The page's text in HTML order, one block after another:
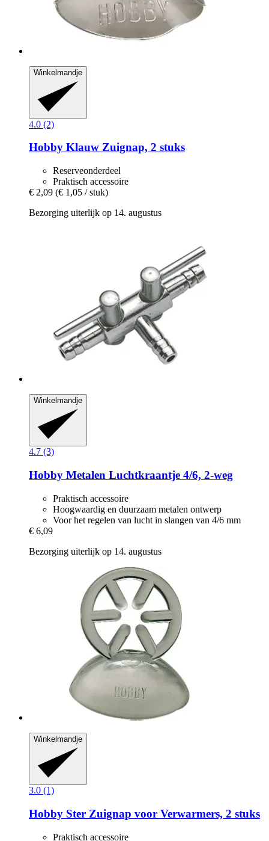
Winkelmandje
4.0 (2)
Hobby Klauw Zuignap, 2 stuks
Reserveonderdeel
Praktisch accessoire
€ 2,09 (€ 1,05 / stuk)
Bezorging uiterlijk op 14. augustus
Winkelmandje
4.7 (3)
Hobby Metalen Luchtkraantje 4/6, 2-​weg
Praktisch accessoire
Hoogwaardig en duurzaam metalen ontwerp
Voor het regelen van lucht in slangen van 4/6 mm
€ 6,09
Bezorging uiterlijk op 14. augustus
Winkelmandje
3.0 (1)
Hobby Ster Zuignap voor Verwarmers, 2 stuks
Praktisch accessoire